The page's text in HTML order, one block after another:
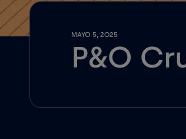
MAYO 5, 2025
P&O